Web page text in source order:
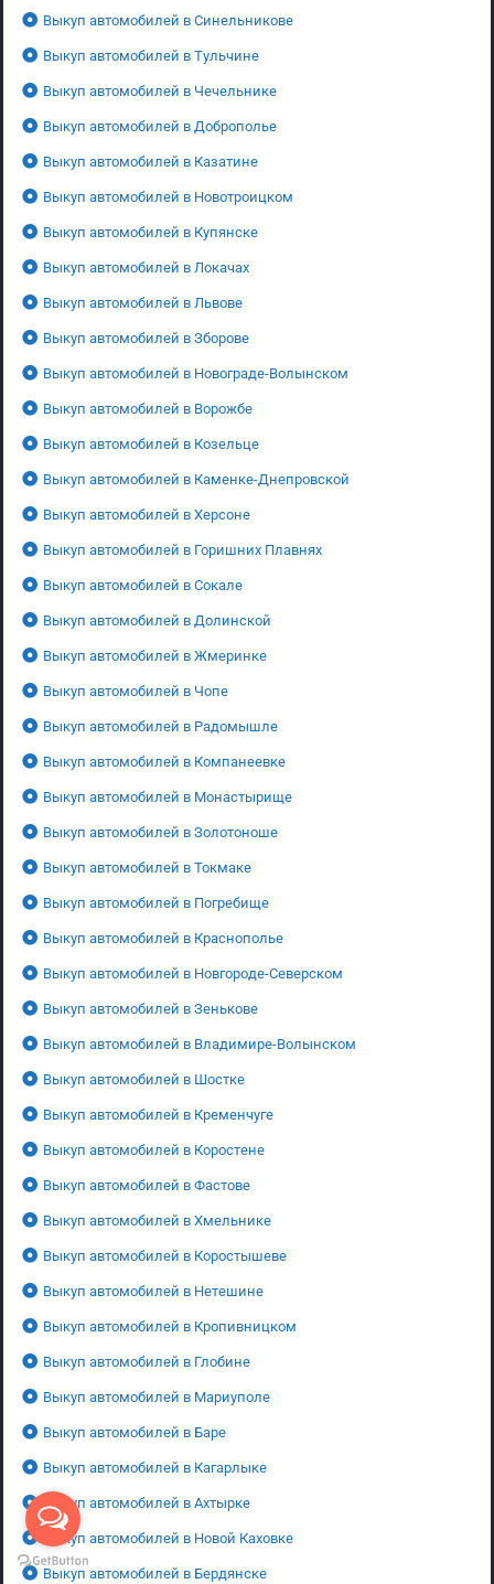
Выкуп автомобилей в Синельникове
Выкуп автомобилей в Тульчине
Выкуп автомобилей в Чечельнике
Выкуп автомобилей в Доброполье
Выкуп автомобилей в Казатине
Выкуп автомобилей в Новотроицком
Выкуп автомобилей в Купянске
Выкуп автомобилей в Локачах
Выкуп автомобилей в Львове
Выкуп автомобилей в Зборове
Выкуп автомобилей в Новограде-Волынском
Выкуп автомобилей в Ворожбе
Выкуп автомобилей в Козельце
Выкуп автомобилей в Каменке-Днепровской
Выкуп автомобилей в Херсоне
Выкуп автомобилей в Горишних Плавнях
Выкуп автомобилей в Сокале
Выкуп автомобилей в Долинской
Выкуп автомобилей в Жмеринке
Выкуп автомобилей в Чопе
Выкуп автомобилей в Радомышле
Выкуп автомобилей в Компанеевке
Выкуп автомобилей в Монастырище
Выкуп автомобилей в Золотоноше
Выкуп автомобилей в Токмаке
Выкуп автомобилей в Погребище
Выкуп автомобилей в Краснополье
Выкуп автомобилей в Новгороде-Северском
Выкуп автомобилей в Зенькове
Выкуп автомобилей в Владимире-Волынском
Выкуп автомобилей в Шостке
Выкуп автомобилей в Кременчуге
Выкуп автомобилей в Коростене
Выкуп автомобилей в Фастове
Выкуп автомобилей в Хмельнике
Выкуп автомобилей в Коростышеве
Выкуп автомобилей в Нетешине
Выкуп автомобилей в Кропивницком
Выкуп автомобилей в Глобине
Выкуп автомобилей в Мариуполе
Выкуп автомобилей в Баре
Выкуп автомобилей в Кагарлыке
Выкуп автомобилей в Ахтырке
Выкуп автомобилей в Новой Каховке
Выкуп автомобилей в Бердянске